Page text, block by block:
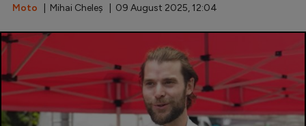
Moto | Mihai Cheleș | 09 August 2025, 12:04